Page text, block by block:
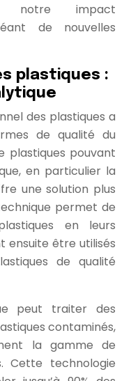
notre impact
de nouvelles
plastiques :
des plastiques a
de qualité du
plastiques pouvant
en particulier la
une solution plus
permet de
en leurs
ensuite être utilisés
de qualité
peut traiter des
contaminés,
la gamme de
Cette technologie